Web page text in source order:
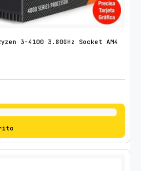
3-4100 3.80GHz Socket AM4